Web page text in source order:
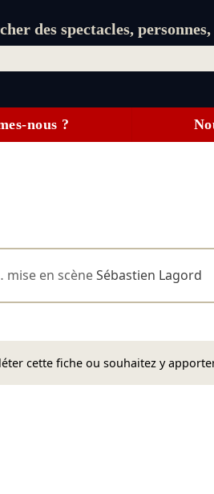
des spectacles,
nous ?
mise en scèneSébastien Lagord
cette fiche ou souhaitez y